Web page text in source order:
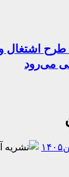
می‌رود